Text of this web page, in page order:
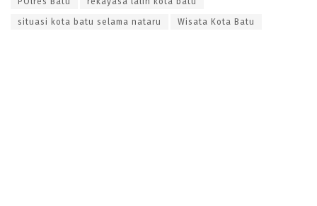
situasi kota batu selama nataru Wisata Kota Batu